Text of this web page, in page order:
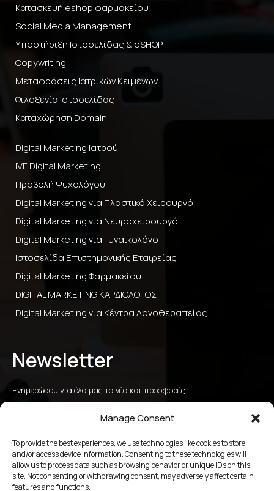
Manage Consent
To provide the best experiences, we use technologies like cookies to store
and/or access device information. Consenting to these technologies will
allow us to process data such as browsing behavior or unique IDs on this
site. Not consenting or withdrawing consent, may adversely affect certain
features and functions.
Κατασκευή eshop φαρμακείου
Social Media Management
Υποστήριξη Ιστοσελίδας & eSHOP
Copywriting
Μεταφράσεις Ιατρικών Κειμένων
Φιλοξενία Ιστοσελίδας
Καταχώρηση Domain
Digital Marketing Ιατρού
IVF Digital Marketing
Προβολή Ψυχολόγου
Digital Marketing για Πλαστικό Χειρουργό
Digital Marketing για Νευροχειρουργό
Digital Marketing για Γυναικολόγο
Ιστοσελίδα Επιστημονικής Εταιρείας
Digital Marketing Φαρμακείου
DIGITAL MARKETING ΚΑΡΔΙΟΛΟΓΟΣ
Digital Marketing για Κέντρα Λογοθεραπείας
Newsletter
Ενημερώσου για όλα μας τα νέα και προσφορές.
αποστολή
2109658356